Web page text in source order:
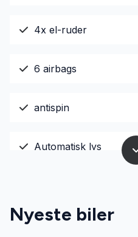
4x el-ruder
6 airbags
antispin
Automatisk lys
Automatisk start/stop
Nyeste biler